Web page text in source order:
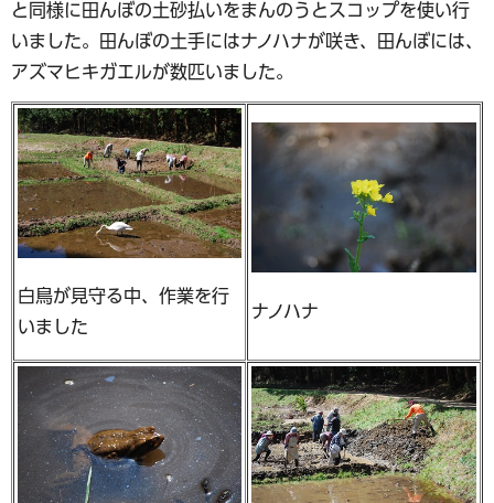
と同様に田んぼの土砂払いをまんのうとスコップを使い行
いました。田んぼの土手にはナノハナが咲き、田んぼには、
アズマヒキガエルが数匹いました。
白鳥が見守る中、作業を行
いました
ナノハナ